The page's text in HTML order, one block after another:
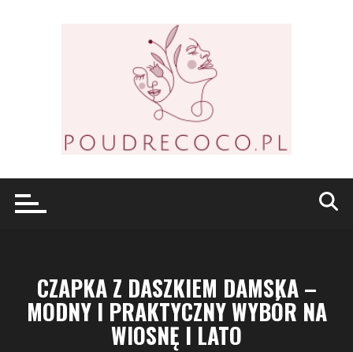
CZAPKA Z DASZKIEM DAMSKA –
MODNY I PRAKTYCZNY WYBÓR NA
WIOSNĘ I LATO